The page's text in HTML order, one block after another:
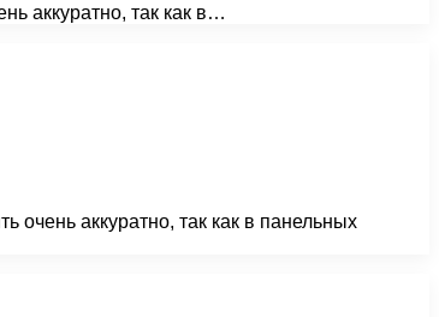
аккуратно, так как в…
очень аккуратно, так как в панельных